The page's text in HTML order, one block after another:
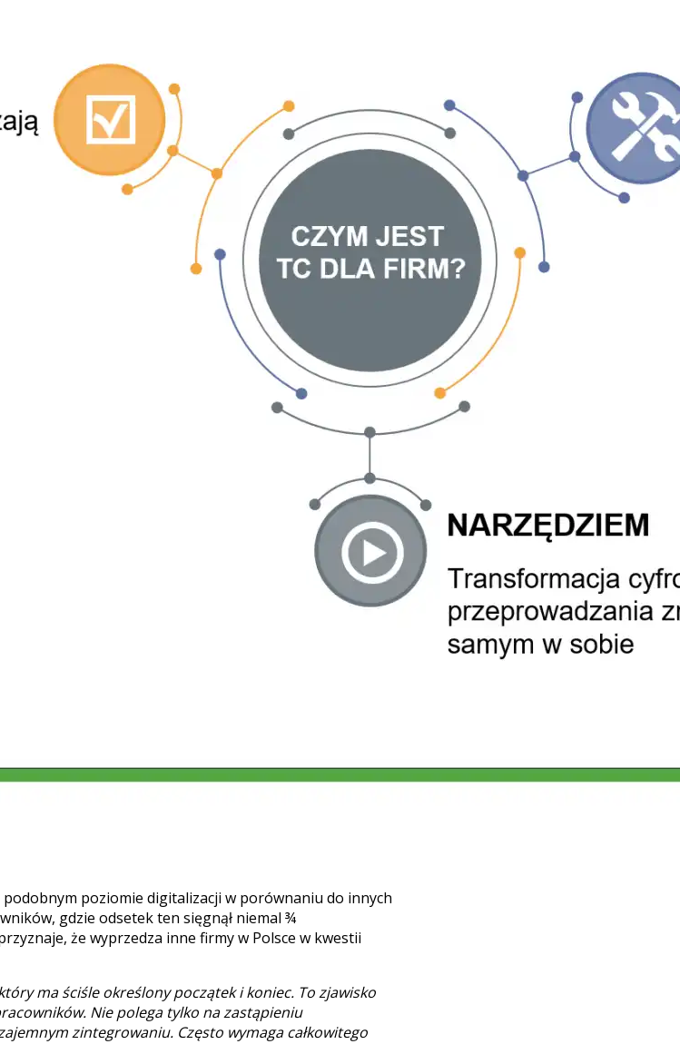
poziomie digitalizacji w porównaniu do innych
gdzie odsetek ten sięgnął niemal ¾
że wyprzedza inne firmy w Polsce w kwestii
ma ściśle określony początek i koniec. To zjawisko
Nie polega tylko na zastąpieniu
zintegrowaniu. Często wymaga całkowitego